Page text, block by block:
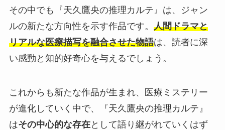
その中でも『天久鷹央の推理カルテ』は、ジャン
ルの新たな方向性を示す作品です。 人間ドラマと
リアルな医療描写を融合させた物語は、読者に深
い感動と知的好奇心を与えるでしょう。
これからも新たな作品が生まれ、医療ミステリー
が進化していく中で、『天久鷹央の推理カルテ』
はその中心的な存在として語り継がれていくはず